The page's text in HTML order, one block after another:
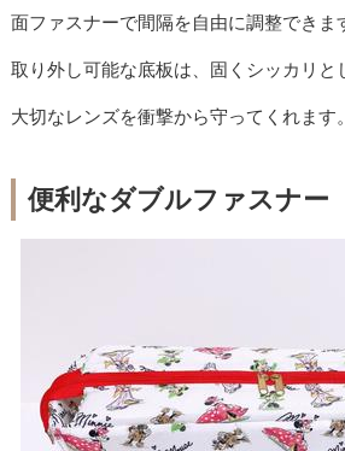
面ファスナーで間隔を自由に調整できま
取り外し可能な底板は、固くシッカリと
大切なレンズを衝撃から守ってくれます。
便利なダブルファスナー